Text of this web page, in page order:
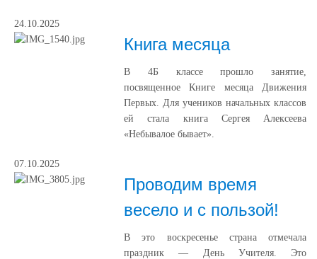
24.10.2025
Книга месяца
В 4Б классе прошло занятие,
посвященное Книге месяца Движения
Первых. Для учеников начальных классов
ей стала книга Сергея Алексеева
«Небывалое бывает».
07.10.2025
Проводим время
весело и с пользой!
В это воскресенье страна отмечала
праздник — День Учителя. Это